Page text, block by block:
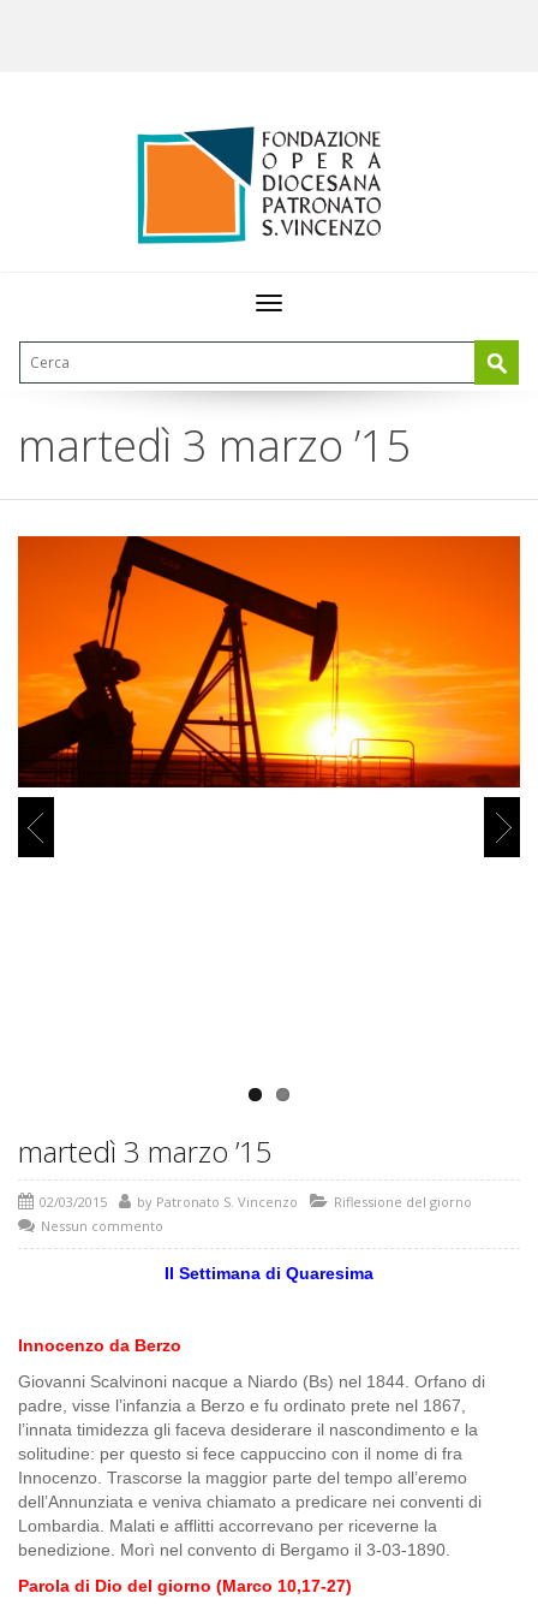
Toggle
martedì 3 marzo ’15
martedì 3 marzo ’15
02/03/2015 by Patronato S. Vincenzo
Riflessione del giorno
Nessun commento
II Settimana di Quaresima
Innocenzo da Berzo
Giovanni Scalvinoni nacque a Niardo (Bs) nel 1844. Orfano di
padre, visse l’infanzia a Berzo e fu ordinato prete nel 1867,
l’innata timidezza gli faceva desiderare il nascondimento e la
solitudine: per questo si fece cappuccino con il nome di fra
Innocenzo. Trascorse la maggior parte del tempo all’eremo
dell’Annunziata e veniva chiamato a predicare nei conventi di
Lombardia. Malati e afflitti accorrevano per riceverne la
benedizione. Morì nel convento di Bergamo il 3-03-1890.
Parola di Dio del giorno (Marco 10,17-27)